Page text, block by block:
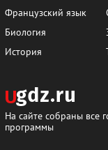
Французский язык
Биология
История
На сайте собраны все
программы